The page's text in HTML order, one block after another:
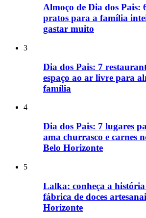
Almoço de Dia dos Pais:
pratos para a família
gastar muito
3
Dia dos Pais: 7
espaço ao ar livre para
família
4
Dia dos Pais: 7 lugares
ama churrasco e carnes
Belo Horizonte
5
Lalka: conheça a
fábrica de doces
Horizonte